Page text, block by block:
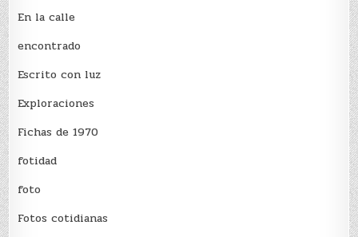
En la calle
encontrado
Escrito con luz
Exploraciones
Fichas de 1970
fotidad
foto
Fotos cotidianas